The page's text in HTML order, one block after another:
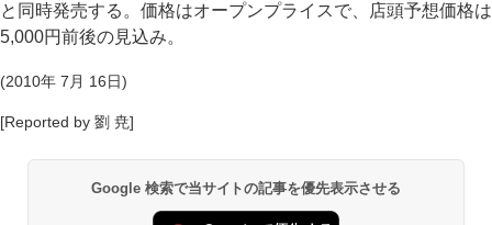
と同時発売する。価格はオープンプライスで、店頭予想価格は
5,000円前後の見込み。
(2010年 7月 16日)
[Reported by 劉 尭]
Google 検索で当サイトの記事を優先表示させる